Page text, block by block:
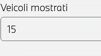
Veicoli mostrati